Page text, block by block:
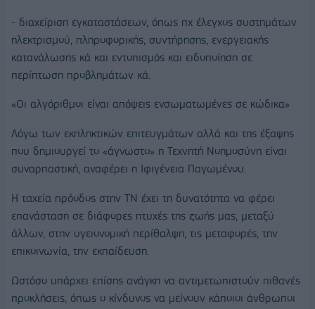
- διαχείριση εγκαταστάσεων, όπως πχ έλεγχος συστημάτων
ηλεκτρισμού, πληροφορικής, συντήρησης, ενεργειακής
κατανάλωσης κά και εντοπισμός και ειδοποίηση σε
περίπτωση προβλημάτων κά.
«Οι αλγόριθμοι είναι απόψεις ενσωματωμένες σε κώδικα»
Λόγω των εκπληκτικών επιτευγμάτων αλλά και της έξαψης
που δημιουργεί το «άγνωστο» η Τεχνητή Νοημοσύνη είναι
συναρπαστική, αναφέρει η Ιφιγένεια Παγωμένου.
Η ταχεία πρόοδος στην ΤΝ έχει τη δυνατότητα να φέρει
επανάσταση σε διάφορες πτυχές της ζωής μας, μεταξύ
άλλων, στην υγειονομική περίθαλψη, τις μεταφορές, την
επικοινωνία, την εκπαίδευση.
Ωστόσο υπάρχει επίσης ανάγκη να αντιμετωπιστούν πιθανές
προκλήσεις, όπως ο κίνδυνος να μείνουν κάποιοι άνθρωποι